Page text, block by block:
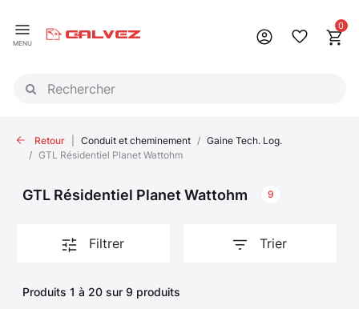
MENU
0
Retour Conduit et cheminement
Gaine Tech. Log.
GTL Résidentiel Planet Wattohm
GTL Résidentiel Planet Wattohm 9
Filtrer Trier
Produits 1 à 20 sur 9 produits